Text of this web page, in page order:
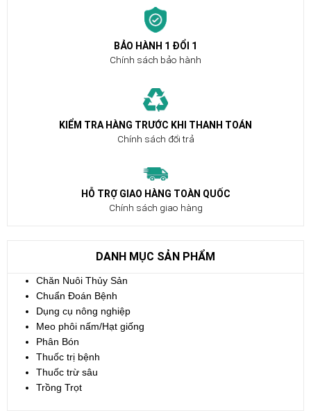
BẢO HÀNH 1 ĐỔI 1
Chính sách bảo hành
KIỂM TRA HÀNG TRƯỚC KHI THANH TOÁN
Chính sách đổi trả
HỖ TRỢ GIAO HÀNG TOÀN QUỐC
Chính sách giao hàng
DANH MỤC SẢN PHẨM
Chăn Nuôi Thủy Sản
Chuẩn Đoán Bệnh
Dụng cụ nông nghiệp
Meo phôi nấm/Hạt giống
Phân Bón
Thuốc trị bệnh
Thuốc trừ sâu
Trồng Trọt